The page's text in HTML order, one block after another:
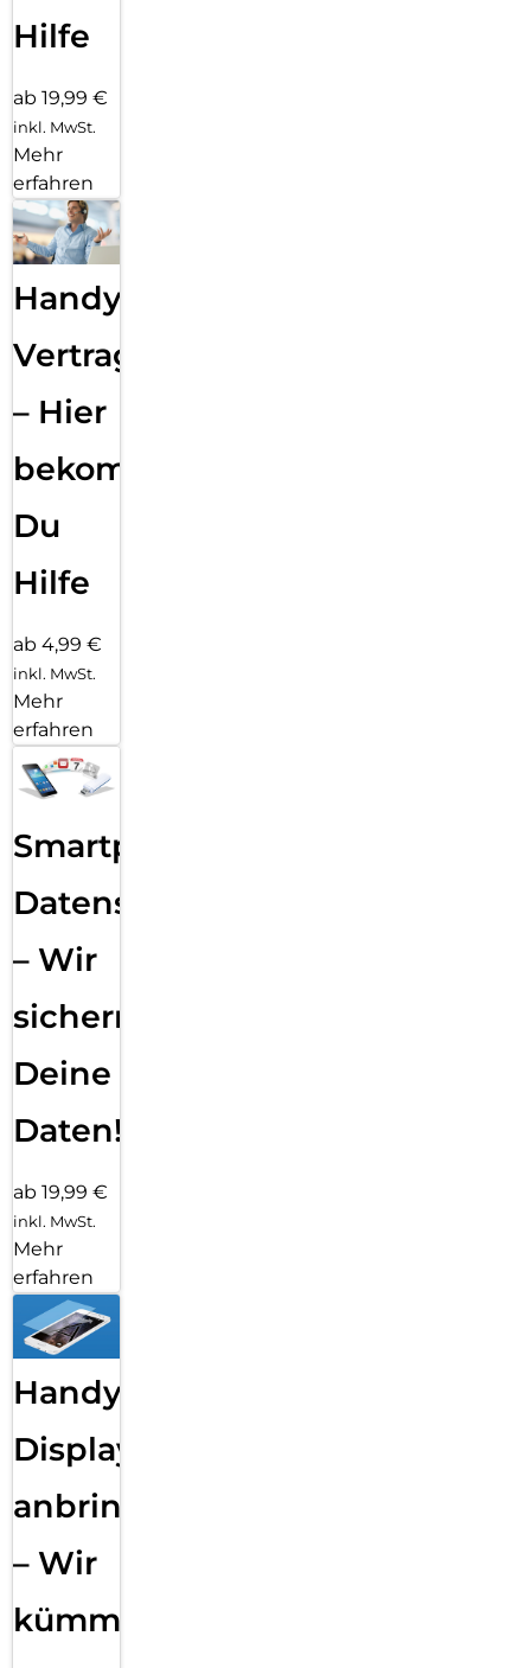
Hilfe
ab 19,99 €
inkl. MwSt.
Mehr
erfahren
Handy
Vertragsabwicklung
– Hier
bekommst
Du
Hilfe
ab 4,99 €
inkl. MwSt.
Mehr
erfahren
Smartphone
Datensicherung
– Wir
sichern
Deine
Daten!
ab 19,99 €
inkl. MwSt.
Mehr
erfahren
Handy
Displayfolie
anbringen
– Wir
kümmern